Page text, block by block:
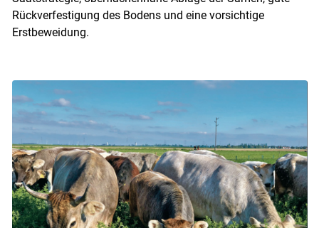
Rückverfestigung des Bodens und eine vorsichtige
Erstbeweidung.